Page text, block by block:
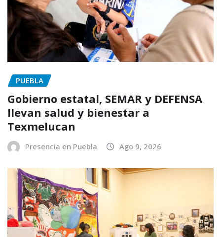
PUEBLA
Gobierno estatal, SEMAR y DEFENSA
llevan salud y bienestar a
Texmelucan
Presencia en Puebla Ago 9, 2026